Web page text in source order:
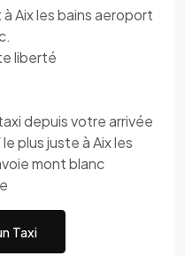
Aix les bains aeroport
liberté
depuis votre arrivée
plus juste à Aix les
mont blanc
Taxi